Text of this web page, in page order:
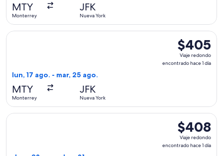
MTY
Monterrey
JFK
Nueva York
$405
Viaje
redondo,
$405
Viaje redondo
encontrado hace 1 día
lun, 17 ago. - mar, 25 ago.
MTY
Monterrey
JFK
Nueva York
Seleccionar vuelo de Viva, con salida el lun, 17 ago. desde
$408
Viaje
redondo,
$408
Viaje redondo
encontrado hace 1 día
Seleccionar vuelo de Viva, con salida el dom, 23 ago.